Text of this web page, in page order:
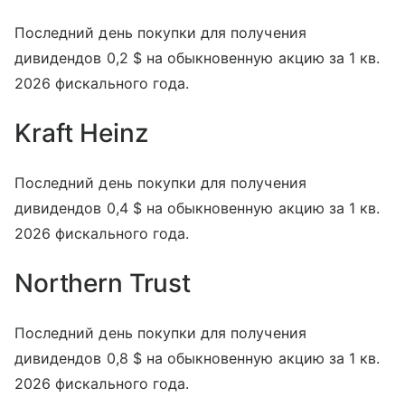
Последний день покупки для получения
дивидендов 0,2 $ на обыкновенную акцию за 1 кв.
2026 фискального года.
Kraft Heinz
Последний день покупки для получения
дивидендов 0,4 $ на обыкновенную акцию за 1 кв.
2026 фискального года.
Northern Trust
Последний день покупки для получения
дивидендов 0,8 $ на обыкновенную акцию за 1 кв.
2026 фискального года.